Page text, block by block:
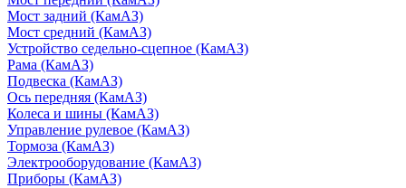
Мост задний (КамАЗ)
Мост средний (КамАЗ)
Устройство седельно-сцепное (КамАЗ)
Рама (КамАЗ)
Подвеска (КамАЗ)
Ось передняя (КамАЗ)
Колеса и шины (КамАЗ)
Управление рулевое (КамАЗ)
Тормоза (КамАЗ)
Электрооборудование (КамАЗ)
Приборы (КамАЗ)